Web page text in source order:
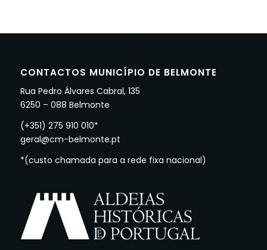
CONTACTOS MUNICÍPIO DE BELMONTE
Rua Pedro Álvares Cabral, 135
6250 – 088 Belmonte
(+351) 275 910 010*
geral@cm-belmonte.pt
*(custo chamada para a rede fixa nacional)